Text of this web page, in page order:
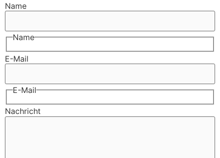
Name
Name
E-Mail
E-Mail
Nachricht